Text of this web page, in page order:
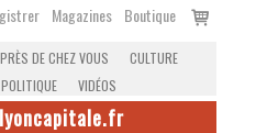
Magazines Boutique
Voir
PRÈS DE CHEZ VOUS
CULTURE
POLITIQUE VIDÉOS